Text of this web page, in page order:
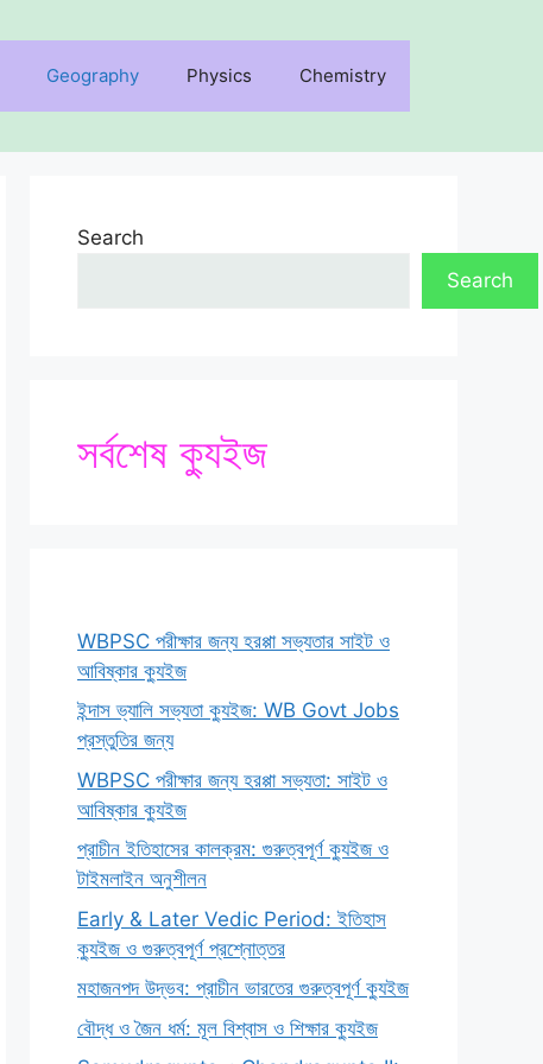
Geography Physics Chemistry
Search
Search
সর্বশেষ ক্যুইজ
WBPSC পরীক্ষার জন্য হরপ্পা সভ্যতার সাইট ও
আবিষ্কার ক্যুইজ
ইন্দাস ভ্যালি সভ্যতা ক্যুইজ: WB Govt Jobs
প্রস্তুতির জন্য
WBPSC পরীক্ষার জন্য হরপ্পা সভ্যতা: সাইট ও
আবিষ্কার ক্যুইজ
প্রাচীন ইতিহাসের কালক্রম: গুরুত্বপূর্ণ ক্যুইজ ও
টাইমলাইন অনুশীলন
Early & Later Vedic Period: ইতিহাস
ক্যুইজ ও গুরুত্বপূর্ণ প্রশ্নোত্তর
মহাজনপদ উদ্ভব: প্রাচীন ভারতের গুরুত্বপূর্ণ ক্যুইজ
বৌদ্ধ ও জৈন ধর্ম: মূল বিশ্বাস ও শিক্ষার ক্যুইজ